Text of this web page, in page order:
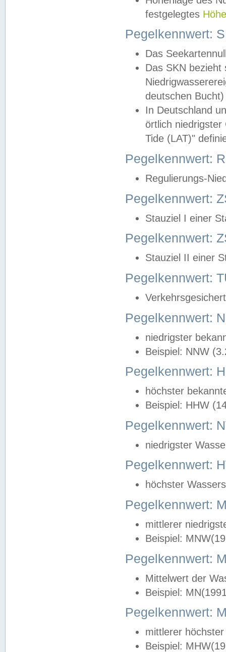
festgelegtes
Pegelkennwert:
Das
Das SKN
deutschen
In Deutschland
örtlich
Tide (LAT)"
Pegelkennwert:
Regulierungs-
Pegelkennwert:
Stauziel I einer
Pegelkennwert:
Stauziel II einer
Pegelkennwert:
Pegelkennwert:
niedrigster
Beispiel: NNW
Pegelkennwert:
höchster
Beispiel: HHW
Pegelkennwert:
niedrigster
Pegelkennwert:
höchster
Pegelkennwert:
mittlerer
Beispiel:
Pegelkennwert:
Mittelwert der
Beispiel:
Pegelkennwert:
mittlerer
Beispiel: